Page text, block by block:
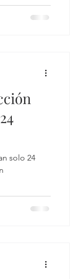
solo 24